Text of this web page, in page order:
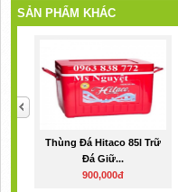
SẢN PHẨM KHÁC
Thùng Đá Hitaco 85l Trữ
Đá Giữ...
900,000đ